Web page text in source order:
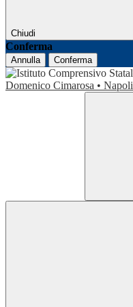
Chiudi
Conferma
Annulla Conferma
Domenico Cimarosa • Napoli